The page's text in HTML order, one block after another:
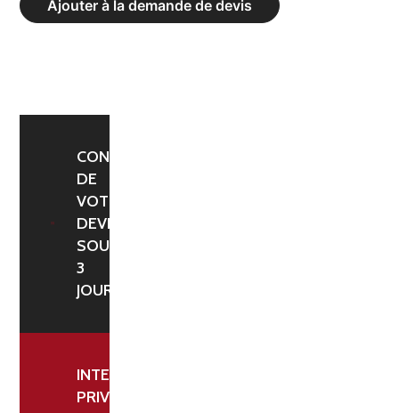
Ajouter à la demande de devis
BALLONS
POLYPROPYLÈNE
NOEUD
RÉSISTANTS.
CONFIRMATION
DE
VOTRE
DEVIS
SOUS
3
JOURS
INTERLOCUTEUR
PRIVILÉGIÉ